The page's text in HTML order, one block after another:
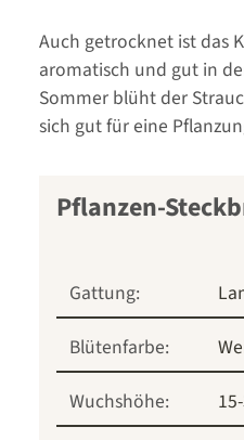
Auch getrocknet ist das
aromatisch und gut in
Sommer blüht der
sich gut für eine
Pflanzen-
Gattung:
Blütenfarbe:
Wuchshöhe: